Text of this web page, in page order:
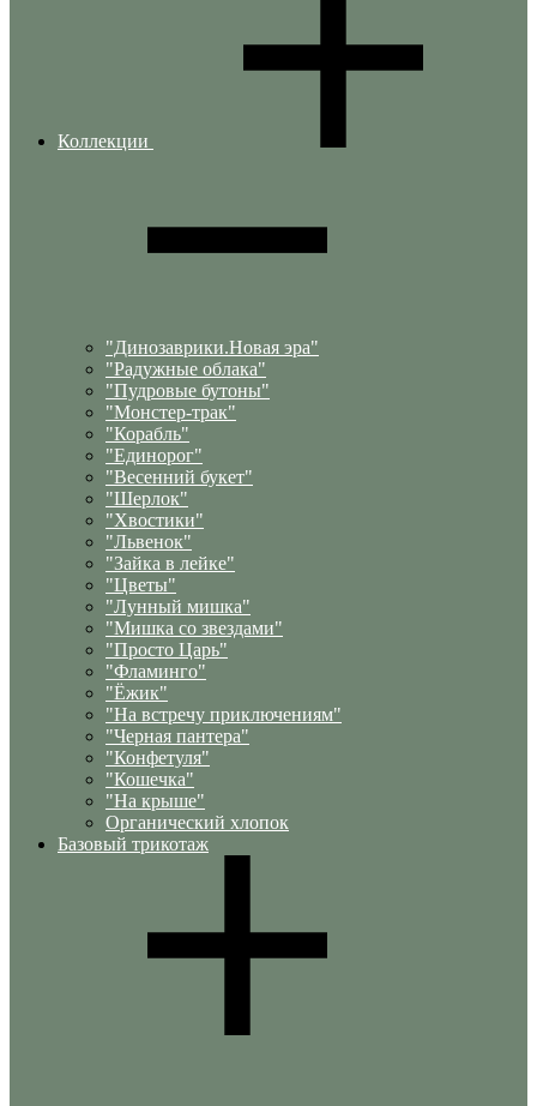
Коллекции
"Динозаврики.Новая эра"
"Радужные облака"
"Пудровые бутоны"
"Монстер-трак"
"Корабль"
"Единорог"
"Весенний букет"
"Шерлок"
"Хвостики"
"Львенок"
"Зайка в лейке"
"Цветы"
"Лунный мишка"
"Мишка со звездами"
"Просто Царь"
"Фламинго"
"Ёжик"
"На встречу приключениям"
"Черная пантера"
"Конфетуля"
"Кошечка"
"На крыше"
Органический хлопок
Базовый трикотаж